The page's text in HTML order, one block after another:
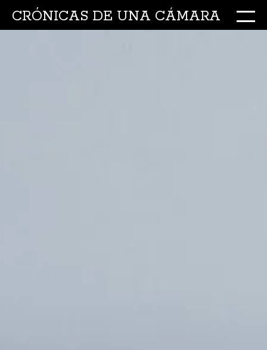
CRÓNICAS DE UNA CÁMARA
Ir